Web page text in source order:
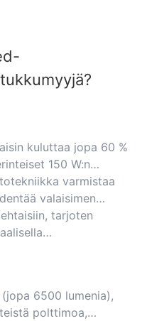
kuluttaa jopa 60 %
150 W:n
sähkökustannuksia
kirkkauden.
varmistaa
valaisimen
tarjoten
6500 lumenia),
polttimoa,